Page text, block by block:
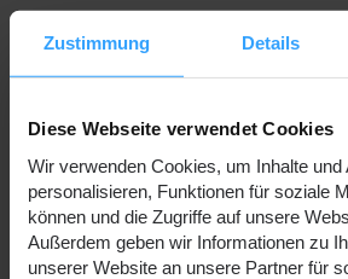
Zustimmung Details
Diese Webseite verwendet Cookies
Wir verwenden Cookies, um Inhalte und
personalisieren, Funktionen für soziale
können und die Zugriffe auf unsere
Außerdem geben wir Informationen zu
unserer Website an unsere Partner für
Vorankündigung
Technica in